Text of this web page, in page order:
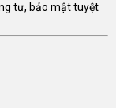
tư, bảo mật tuyệt